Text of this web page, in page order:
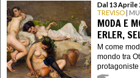
Dal 13 Aprile
TREVISO |
MODA E
ERLER,
M come
mondo tra
protagoniste